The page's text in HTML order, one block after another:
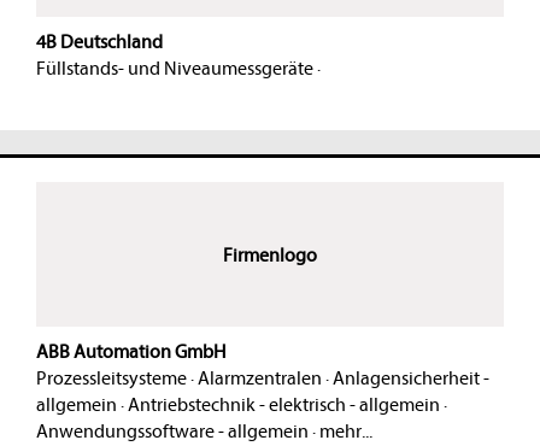
4B Deutschland
Füllstands- und Niveaumessgeräte·
Firmenlogo
ABB Automation GmbH
Prozessleitsysteme·Alarmzentralen ·Anlagensicherheit -
allgemein ·Antriebstechnik - elektrisch - allgemein ·
Anwendungssoftware - allgemein · mehr...